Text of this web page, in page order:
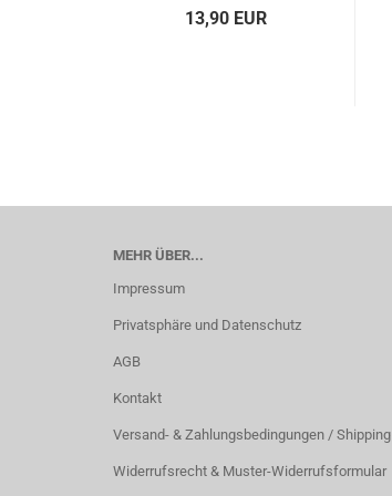
13,90 EUR
MEHR ÜBER...
Impressum
Privatsphäre und Datenschutz
AGB
Kontakt
Versand- & Zahlungsbedingungen / Shipping
Widerrufsrecht & Muster-Widerrufsformular